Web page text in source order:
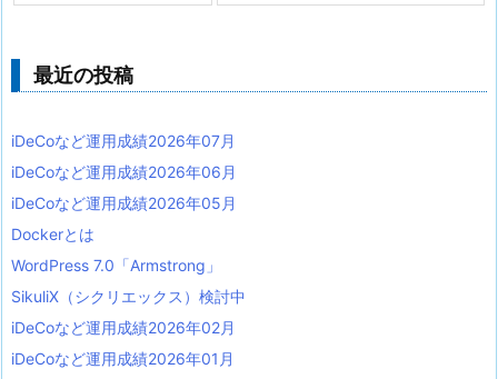
最近の投稿
iDeCoなど運用成績2026年07月
iDeCoなど運用成績2026年06月
iDeCoなど運用成績2026年05月
Dockerとは
WordPress 7.0「Armstrong」
SikuliX（シクリエックス）検討中
iDeCoなど運用成績2026年02月
iDeCoなど運用成績2026年01月